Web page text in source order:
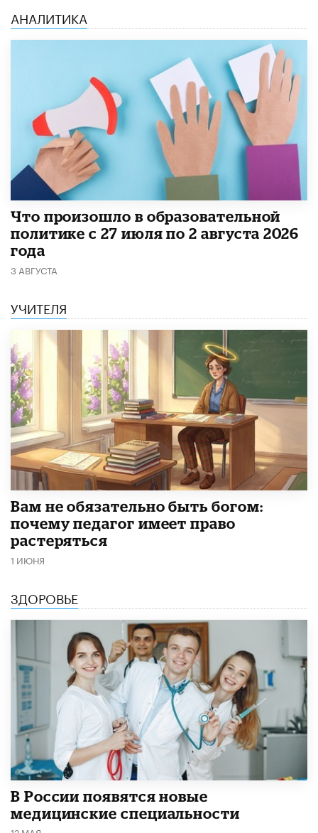
АНАЛИТИКА
​Что произошло в образовательной
политике с 27 июля по 2 августа 2026
года
3 АВГУСТА
УЧИТЕЛЯ
​Вам не обязательно быть богом:
почему педагог имеет право
растеряться
1 ИЮНЯ
ЗДОРОВЬЕ
В России появятся новые
медицинские специальности